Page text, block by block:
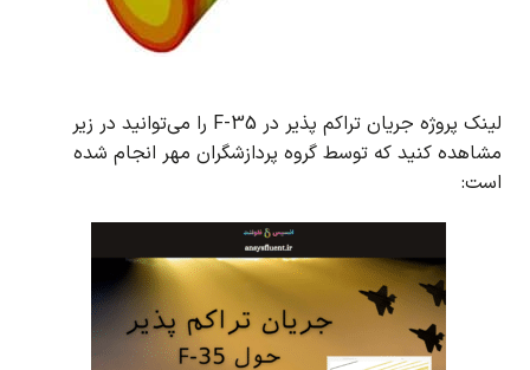
لینک پروژه جریان تراکم پذیر در F-35 را می‌توانید در زیر
مشاهده کنید که توسط گروه پردازشگران مهر انجام شده
است: